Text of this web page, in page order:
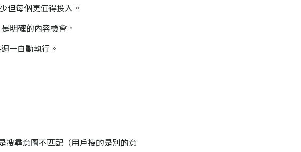
但每個更值得投入。
明確的內容機會。
一自動執行。
搜尋意圖不匹配（用戶搜的是別的意